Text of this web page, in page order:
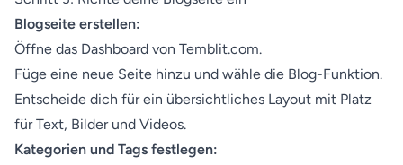
Blogseite erstellen:
Öffne das Dashboard von Temblit.com.
Füge eine neue Seite hinzu und wähle die Blog-Funktion.
Entscheide dich für ein übersichtliches Layout mit Platz
für Text, Bilder und Videos.
Kategorien und Tags festlegen: